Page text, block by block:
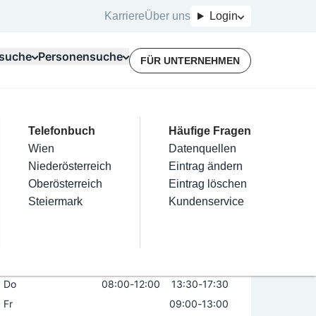
KarriereÜber uns Login
Kategorien
Friseur
Nägel
Haarentfernung
Make-Up
Für Unternehmer
Terminbuchung
Kostenlose Beratung
Top Branchen
Elektriker
Installateure
Maler & Lackierer
Branchen A-Z
Mein Firmeneintrag
Eintrag hinzufügen
Eintrag beanspruchen
Eintrag verwalten
Eintrag bewerben
Personensuche
Telefonbuch
Wien
Niederösterreich
Oberösterreich
Steiermark
Häufige Fragen
Datenquellen
Eintrag ändern
Eintrag löschen
Kundenservice
FÜR UNTERNEHMEN
Mondscheiniger
Öffnungszeiten
Do
08:00-12:00 13:30-17:30
Fr
09:00-13:00